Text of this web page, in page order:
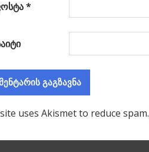
*
uses Akismet to reduce spam.